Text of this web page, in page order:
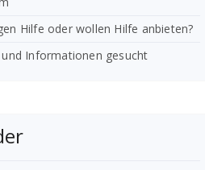
Hilfe oder wollen Hilfe anbieten?
Informationen gesucht